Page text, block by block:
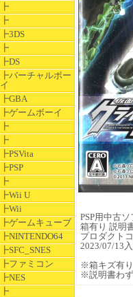
┣
┣
┣3DS
┣
┣DS
┣バーチャルボー
イ
┣GBA
┣ゲームボーイ
┣
┣
┣PSVita
┣PSP
┣
┣Wii U
┣Wii
┣ゲームキューブ
┣NINTENDO64
┣SFC_SNES
┣ファミコン
┣NES
┣
PSP用中古
箱有り 説明
プロダクト
2023/07/13
※箱キズ有り
※説明書わ